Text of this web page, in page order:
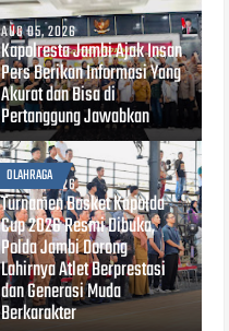
AUG 05, 2026
Kapolresta Jambi Ajak Insan
Pers Berikan Informasi Yang
Akurat dan Bisa di
Pertanggung Jawabkan
OLAHRAGA
AUG 03, 2026
Turnamen Basket Kapolda
Cup 2026 Resmi Dibuka,
Polda Jambi Dorong
Lahirnya Atlet Berprestasi
dan Generasi Muda
Berkarakter